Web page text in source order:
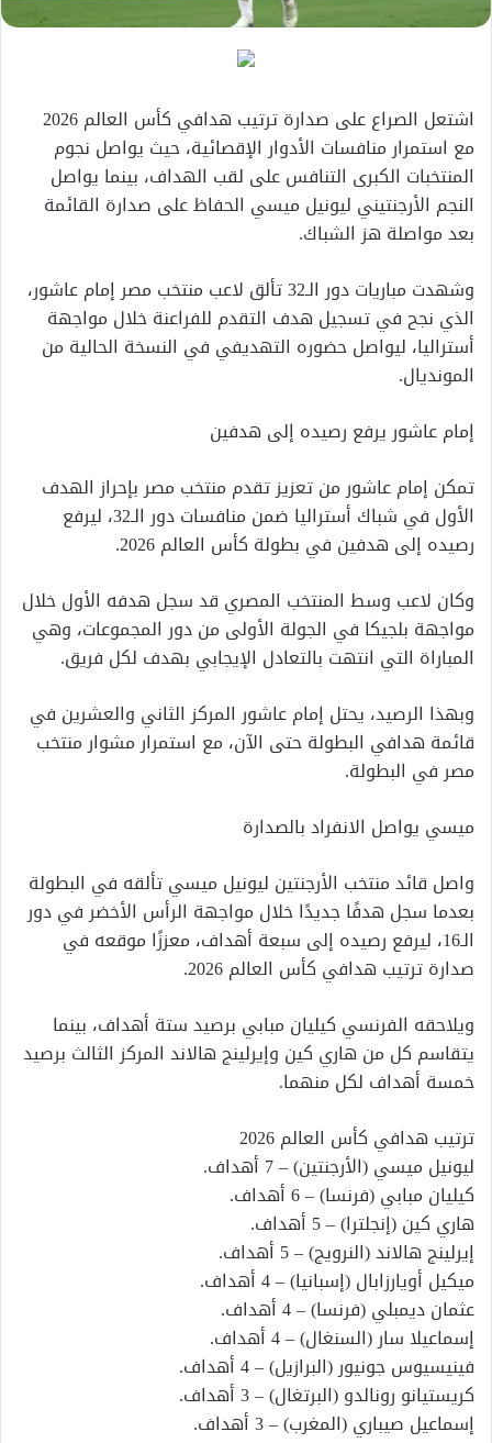
اشتعل الصراع على صدارة ترتيب هدافي كأس العالم 2026
مع استمرار منافسات الأدوار الإقصائية، حيث يواصل نجوم
المنتخبات الكبرى التنافس على لقب الهداف، بينما يواصل
النجم الأرجنتيني ليونيل ميسي الحفاظ على صدارة القائمة
بعد مواصلة هز الشباك.
وشهدت مباريات دور الـ32 تألق لاعب منتخب مصر إمام عاشور،
الذي نجح في تسجيل هدف التقدم للفراعنة خلال مواجهة
أستراليا، ليواصل حضوره التهديفي في النسخة الحالية من
المونديال.
إمام عاشور يرفع رصيده إلى هدفين
تمكن إمام عاشور من تعزيز تقدم منتخب مصر بإحراز الهدف
الأول في شباك أستراليا ضمن منافسات دور الـ32، ليرفع
رصيده إلى هدفين في بطولة كأس العالم 2026.
وكان لاعب وسط المنتخب المصري قد سجل هدفه الأول خلال
مواجهة بلجيكا في الجولة الأولى من دور المجموعات، وهي
المباراة التي انتهت بالتعادل الإيجابي بهدف لكل فريق.
وبهذا الرصيد، يحتل إمام عاشور المركز الثاني والعشرين في
قائمة هدافي البطولة حتى الآن، مع استمرار مشوار منتخب
مصر في البطولة.
ميسي يواصل الانفراد بالصدارة
واصل قائد منتخب الأرجنتين ليونيل ميسي تألقه في البطولة
بعدما سجل هدفًا جديدًا خلال مواجهة الرأس الأخضر في دور
الـ16، ليرفع رصيده إلى سبعة أهداف، معززًا موقعه في
صدارة ترتيب هدافي كأس العالم 2026.
ويلاحقه الفرنسي كيليان مبابي برصيد ستة أهداف، بينما
يتقاسم كل من هاري كين وإيرلينج هالاند المركز الثالث برصيد
خمسة أهداف لكل منهما.
ترتيب هدافي كأس العالم 2026
ليونيل ميسي (الأرجنتين) – 7 أهداف.
كيليان مبابي (فرنسا) – 6 أهداف.
هاري كين (إنجلترا) – 5 أهداف.
إيرلينج هالاند (النرويج) – 5 أهداف.
ميكيل أويارزابال (إسبانيا) – 4 أهداف.
عثمان ديمبلي (فرنسا) – 4 أهداف.
إسماعيلا سار (السنغال) – 4 أهداف.
فينيسيوس جونيور (البرازيل) – 4 أهداف.
كريستيانو رونالدو (البرتغال) – 3 أهداف.
إسماعيل صيباري (المغرب) – 3 أهداف.